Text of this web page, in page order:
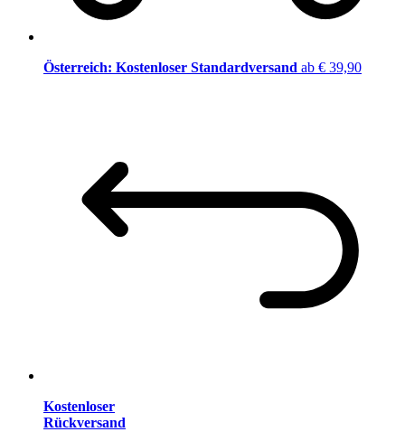
Österreich: Kostenloser Standardversand ab € 39,90
Kostenloser
Rückversand